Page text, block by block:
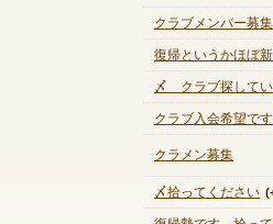
クラブメンバー募
復帰というかほぼ
〆 クラブ探して
クラブ入会希望です
クラメン募集
〆拾ってください